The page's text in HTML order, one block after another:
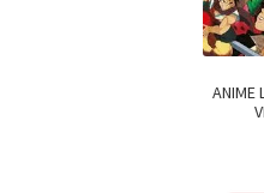
ANIME